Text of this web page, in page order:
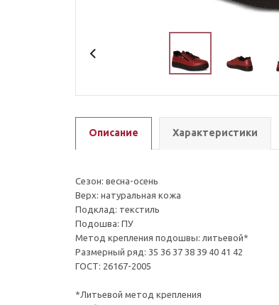
Описание Характеристики
Сезон: весна-осень
Верх: натуральная кожа
Подклад: текстиль
Подошва: ПУ
Метод крепления подошвы: литьевой*
Размерный ряд: 35 36 37 38 39 40 41 42
ГОСТ: 26167-2005
*Литьевой метод крепления